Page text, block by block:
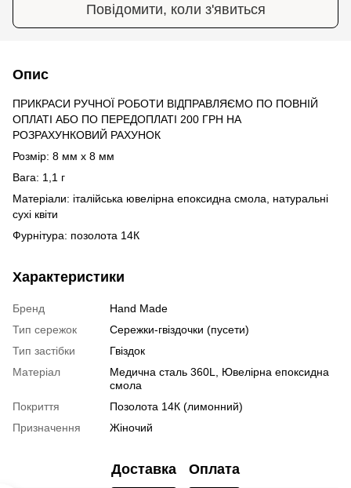
Повідомити, коли з'явиться
Опис
ПРИКРАСИ РУЧНОЇ РОБОТИ ВІДПРАВЛЯЄМО ПО ПОВНІЙ
ОПЛАТІ АБО ПО ПЕРЕДОПЛАТІ 200 ГРН НА
РОЗРАХУНКОВИЙ РАХУНОК
Розмір: 8 мм х 8 мм
Вага: 1,1 г
Матеріали: італійська ювелірна епоксидна смола, натуральні
сухі квіти
Фурнітура: позолота 14К
Характеристики
Бренд
Hand Made
Тип сережок
Сережки-гвіздочки (пусети)
Тип застібки
Гвіздок
Матеріал
Медична сталь 360L, Ювелірна епоксидна
смола
Покриття
Позолота 14К (лимонний)
Призначення
Жіночий
Доставка Оплата